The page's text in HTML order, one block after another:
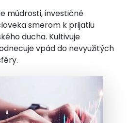
múdrosti, investičné
smerom k prijatiu
ducha. Kultivuje
vpád do nevyužitých